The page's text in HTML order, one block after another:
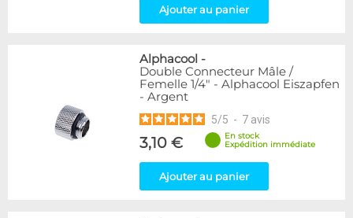
Ajouter au panier
Alphacool -
Double Connecteur Mâle /
Femelle 1/4" - Alphacool Eiszapfen
- Argent
5/5 - 7 avis
3,10 €
En stock
Expédition immédiate
Ajouter au panier